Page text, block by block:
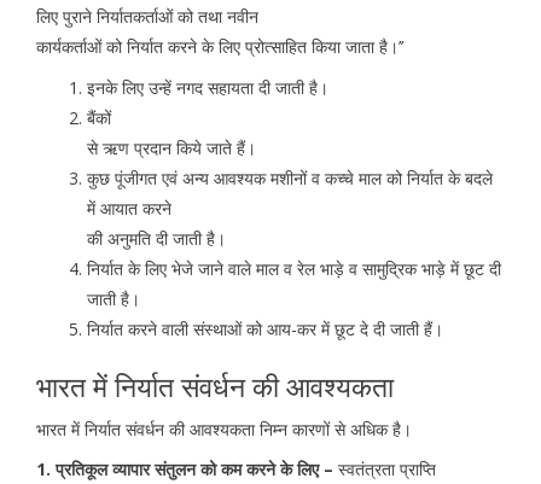
लिए पुराने निर्यातकर्ताओं को तथा नवीन
कार्यकर्ताओं को निर्यात करने के लिए प्रोत्साहित किया जाता है।’’
इनके लिए उन्हें नगद सहायता दी जाती है।
बैंकों
से ऋण प्रदान किये जाते हैं।
कुछ पूंजीगत एवं अन्य आवश्यक मशीनों व कच्चे माल को निर्यात के बदले
में आयात करने
की अनुमति दी जाती है।
निर्यात के लिए भेजे जाने वाले माल व रेल भाड़े व सामुद्रिक भाड़े में छूट दी
जाती है।
निर्यात करने वाली संस्थाओं को आय-कर में छूट दे दी जाती हैं।
भारत में निर्यात संवर्धन की आवश्यकता
भारत में निर्यात संवर्धन की आवश्यकता निम्न कारणों से अधिक है।
1. प्रतिकूल व्यापार संतुलन को कम करने के लिए – स्वतंत्रता प्राप्ति